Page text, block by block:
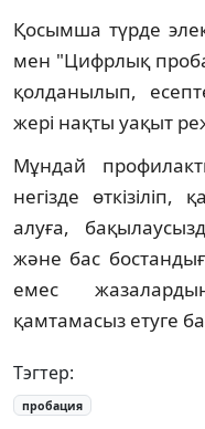
Қосымша түрде
мен "Цифрлық
қолданылып,
жері нақты уақыт
Мұндай
негізде
алуға,
және бас
емес
қамтамасыз етуге
Тэгтер:
пробация